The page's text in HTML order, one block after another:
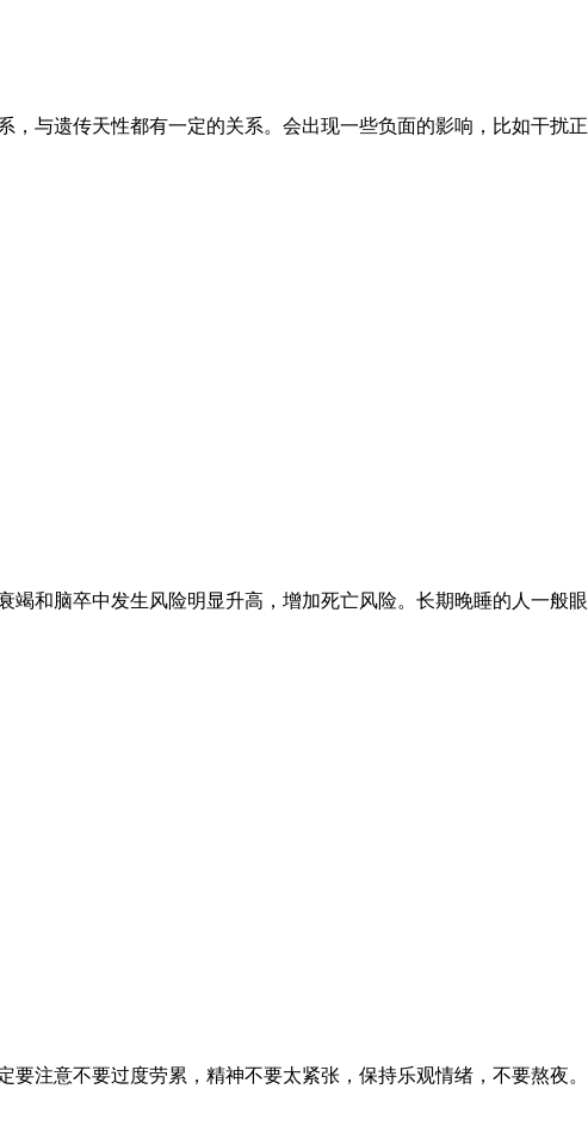
与遗传天性都有一定的关系。会出现一些负面的影响，比如干扰正
和脑卒中发生风险明显升高，增加死亡风险。长期晚睡的人一般眼
注意不要过度劳累，精神不要太紧张，保持乐观情绪，不要熬夜。